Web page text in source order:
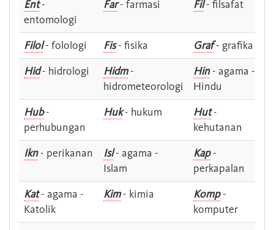
Ent-
entomologi
Far- farmasi Fil- filsafat
Filol- folologi Fis- fisika Graf- grafika
Hid- hidrologi Hidm-
hidrometeorologi
Hin- agama -
Hindu
Hub-
perhubungan
Huk- hukum Hut-
kehutanan
Ikn- perikanan Isl- agama -
Islam
Kap-
perkapalan
Kat- agama -
Katolik
Kim- kimia Komp-
komputer